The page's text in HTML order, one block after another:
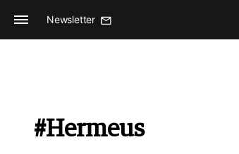
Newsletter
#Hermeus